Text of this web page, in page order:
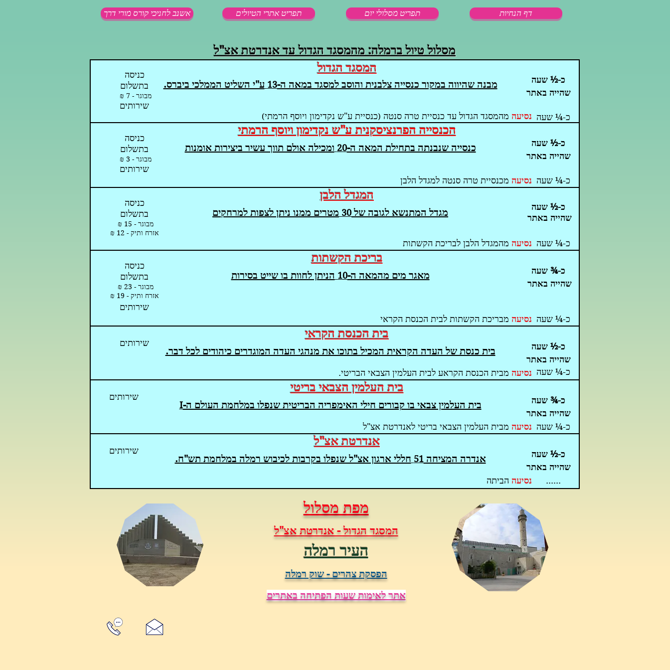
אשנב לחניכי קורס מורי דרך תפריט אתרי הטיולים תפריט מסלולי יום דף הנחיות
מסלול טיול ברמלה: מהמסגד הגדול עד אנדרטת אצ"ל
המסגד הגדול
כניסה
בתשלום
מבוגר - 7 ₪
שירותים
מבנה שהיווה במקור כנסייה צלבנית והוסב למסגד במאה ה-13 ע"י השליט הממלכי ביברס.
כ-½ שעה
שהייה באתר
נסיעה מהמסגד הגדול עד כנסיית טרה סנטה (כנסיית ע"ש נקדימון ויוסף הרמתי) כ-¼ שעה
הכנסייה הפרנציסקנית ע"ש נקדימון ויוסף הרמתי
כניסה
בתשלום
מבוגר - 3 ₪
שירותים
כנסייה שנבנתה בתחילת המאה ה-20 ומכילה אולם תווך עשיר ביצירות אומנות
כ-½ שעה
שהייה באתר
נסיעה מכנסיית טרה סנטה למגדל הלבן כ-¼ שעה
המגדל הלבן
כניסה
בתשלום
מבוגר - 15 ₪
אזרח ותיק - 12 ₪
מגדל המתנשא לגובה של30 מטרים ממנו ניתן לצפות למרחקים
כ-½ שעה
שהייה באתר
נסיעה מהמגדל הלבן לבריכת הקשתות כ-¼ שעה
בריכת הקשתות
כניסה
בתשלום
מבוגר - 23 ₪
אזרח ותיק - 19 ₪
שירותים
מאגר מים מהמאה ה-10 הניתן לחוות בו שייט בסירות
כ-¾ שעה
שהייה באתר
נסיעה מבריכת הקשתות לבית הכנסת הקראי כ-¼ שעה
בית הכנסת הקראי
שירותים
בית כנסת של העדה הקראית המכיל בתוכו את מנהגי העדה המוגדרים כיהודים לכל דבר.
כ-½ שעה
שהייה באתר
נסיעה מבית הכנסת הקראע לבית העלמין הצבאי הבריטי. כ-¼ שעה
בית העלמין הצבאי בריטי
שירותים
בית העלמין צבאי בו קבורים חילי האימפריה הבריטית שנפלו במלחמת העולם ה-I
כ-¾ שעה
שהייה באתר
נסיעה מבית העלמין הצבאי בריטי לאנדרטת אצ"ל כ-¼ שעה
אנדרטת אצ"ל
שירותים
אנדרה המציחה51 חללי ארגון אצ"ל שנפלו בקרבות לכיבוש רמלה במלחמת תש"ח.
כ-½ שעה
שהייה באתר
נסיעה הביתה ......
מפת מסלול
המסגד הגדול - אנדרטת אצ"ל
העיר רמלה
הפסקת צהרים - שוק רמלה
אתר לאימות שעות הפתיחה באתרים